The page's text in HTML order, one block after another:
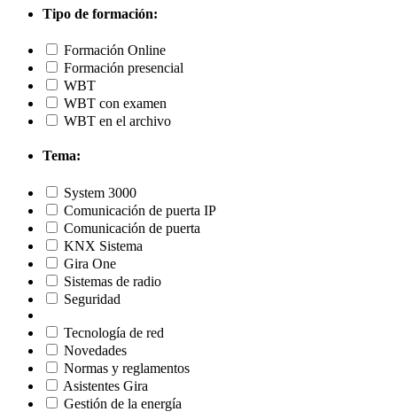
Tipo de formación:
Formación Online
Formación presencial
WBT
WBT con examen
WBT en el archivo
Tema:
System 3000
Comunicación de puerta IP
Comunicación de puerta
KNX Sistema
Gira One
Sistemas de radio
Seguridad
Tecnología de red
Novedades
Normas y reglamentos
Asistentes Gira
Gestión de la energía